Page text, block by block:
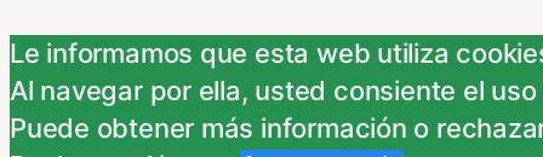
Le informamos que esta web utiliza
Al navegar por ella, usted consiente el
Puede obtener más información o